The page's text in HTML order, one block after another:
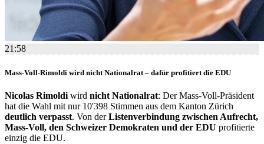
21:58
Mass-Voll-Rimoldi wird nicht Nationalrat – dafür profitiert die EDU
Nicolas Rimoldiwird nicht Nationalrat: Der Mass-Voll-Präsident
hat die Wahl mit nur 10'398 Stimmen aus dem Kanton Zürich
deutlich verpasst. Von derListenverbindung zwischen Aufrecht,
Mass-Voll, den Schweizer Demokraten und der EDU profitierte
einzig die EDU.